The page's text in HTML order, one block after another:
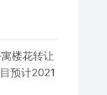
楼花转让
预计2021